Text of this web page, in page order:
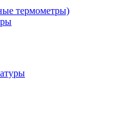
термометры)